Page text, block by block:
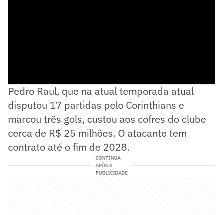
Pedro Raul, que na atual temporada atual
disputou 17 partidas pelo Corinthians e
marcou três gols, custou aos cofres do clube
cerca de R$ 25 milhões. O atacante tem
contrato até o fim de 2028.
CONTINUA
APÓS A
PUBLICIDADE